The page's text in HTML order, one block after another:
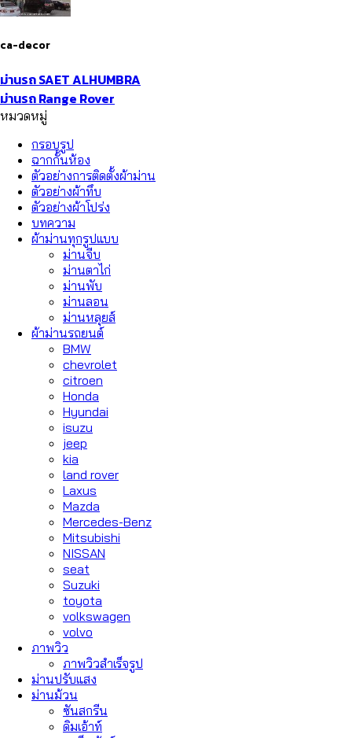
ca-decor
ม่านรถ SAET ALHUMBRA
ม่านรถ Range Rover
หมวดหมู่
กรอบรูป
ฉากกั้นห้อง
ตัวอย่างการติดตั้งผ้าม่าน
ตัวอย่างผ้าทึบ
ตัวอย่างผ้าโปร่ง
บทความ
ผ้าม่านทุกรูปแบบ
ม่านจีบ
ม่านตาไก่
ม่านพับ
ม่านลอน
ม่านหลุยส์
ผ้าม่านรถยนต์
BMW
chevrolet
citroen
Honda
Hyundai
isuzu
jeep
kia
land rover
Laxus
Mazda
Mercedes-Benz
Mitsubishi
NISSAN
seat
Suzuki
toyota
volkswagen
volvo
ภาพวิว
ภาพวิวสำเร็จรูป
ม่านปรับแสง
ม่านม้วน
ซันสกรีน
ดิมเอ้าท์